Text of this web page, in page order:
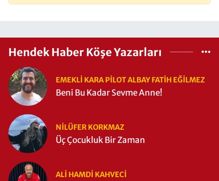
Hendek Haber Köşe Yazarları
EMEKLI KARA PILOT ALBAY FATIH EĞİLMEZ
Beni Bu Kadar Sevme Anne!
NILÜFER KORKMAZ
Üç Çocukluk Bir Zaman
ALI HAMDI KAHVECİ